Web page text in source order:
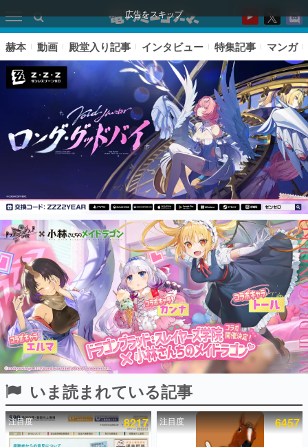
広告をスキップ
ピックアップ
電ファミのいま読まれている記事ランキング
アプリセール情報
インタビュー
連載・特集一覧
殿堂入り記事
SNS拡散数が数千以上！ ページビュー数万以上！ などな
ど。多くの人々に読まれた、電ファミ渾身の“殿堂入り”記
事をまとめました。
ゲームの企画書
赫本 動画 殿堂入り記事 インタビュー 特集記事 マンガ
いま読まれている記事
注目度 8217 注目度 6457